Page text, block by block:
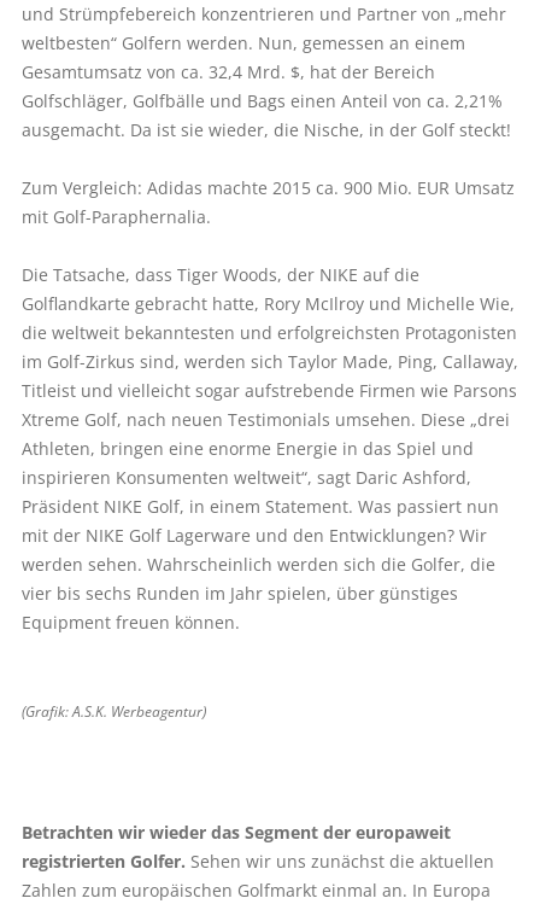
und Strümpfebereich konzentrieren und Partner von „mehr
weltbesten“ Golfern werden. Nun, gemessen an einem
Gesamtumsatz von ca. 32,4 Mrd. $, hat der Bereich
Golfschläger, Golfbälle und Bags einen Anteil von ca. 2,21%
ausgemacht. Da ist sie wieder, die Nische, in der Golf steckt!
Zum Vergleich: Adidas machte 2015 ca. 900 Mio. EUR Umsatz
mit Golf-Paraphernalia.
Die Tatsache, dass Tiger Woods, der NIKE auf die
Golflandkarte gebracht hatte, Rory McIlroy und Michelle Wie,
die weltweit bekanntesten und erfolgreichsten Protagonisten
im Golf-Zirkus sind, werden sich Taylor Made, Ping, Callaway,
Titleist und vielleicht sogar aufstrebende Firmen wie Parsons
Xtreme Golf, nach neuen Testimonials umsehen. Diese „drei
Athleten, bringen eine enorme Energie in das Spiel und
inspirieren Konsumenten weltweit“, sagt Daric Ashford,
Präsident NIKE Golf, in einem Statement. Was passiert nun
mit der NIKE Golf Lagerware und den Entwicklungen? Wir
werden sehen. Wahrscheinlich werden sich die Golfer, die
vier bis sechs Runden im Jahr spielen, über günstiges
Equipment freuen können.
(Grafik: A.S.K. Werbeagentur)
Betrachten wir wieder das Segment der europaweit
registrierten Golfer. Sehen wir uns zunächst die aktuellen
Zahlen zum europäischen Golfmarkt einmal an. In Europa